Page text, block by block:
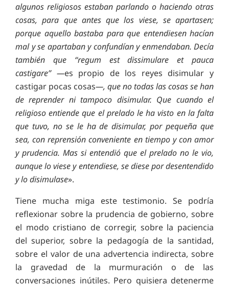
algunos religiosos estaban parlando o haciendo otras
cosas, para que antes que los viese, se apartasen;
porque aquello bastaba para que entendiesen hacían
mal y se apartaban y confundían y enmendaban. Decía
también que “regum est dissimulare et pauca
castigare” —es propio de los reyes disimular y
castigar pocas cosas—, que no todas las cosas se han
de reprender ni tampoco disimular. Que cuando el
religioso entiende que el prelado le ha visto en la falta
que tuvo, no se le ha de disimular, por pequeña que
sea, con reprensión conveniente en tiempo y con amor
y prudencia. Mas si entendió que el prelado no le vio,
aunque lo viese y entendiese, se diese por desentendido
y lo disimulase».
Tiene mucha miga este testimonio. Se podría
reflexionar sobre la prudencia de gobierno, sobre
el modo cristiano de corregir, sobre la paciencia
del superior, sobre la pedagogía de la santidad,
sobre el valor de una advertencia indirecta, sobre
la gravedad de la murmuración o de las
conversaciones inútiles. Pero quisiera detenerme